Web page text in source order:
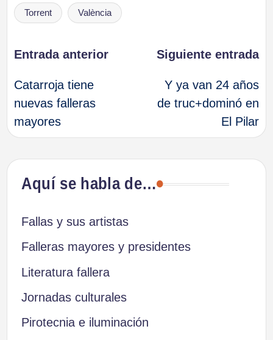
Torrent València
Navegación
de
entradas
Entrada anterior
Catarroja tiene
nuevas falleras
mayores
Siguiente entrada
Y ya van 24 años
de truc+dominó en
El Pilar
Aquí se habla de…
Fallas y sus artistas
Falleras mayores y presidentes
Literatura fallera
Jornadas culturales
Pirotecnia e iluminación